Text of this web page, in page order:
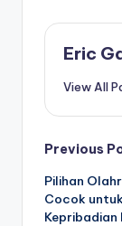
Eric
View All
Post
Previous
Pilihan
Cocok untuk